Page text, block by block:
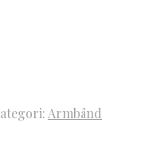
Armbånd